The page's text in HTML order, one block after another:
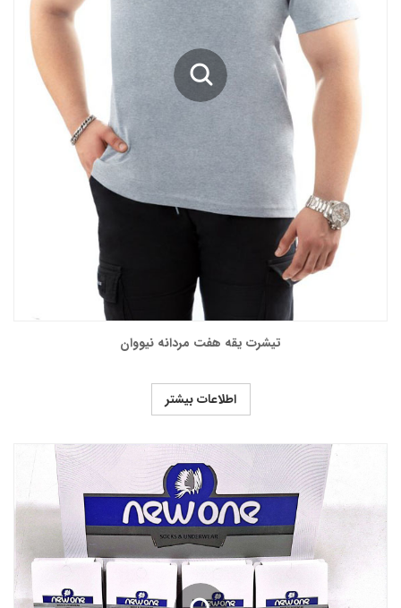
تیشرت یقه هفت مردانه نیووان
اطلاعات بیشتر